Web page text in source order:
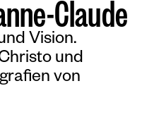
nne-Claude
Vision.
und
von